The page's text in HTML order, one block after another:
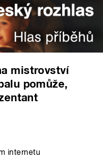
mistrovství
pomůže,
internetu